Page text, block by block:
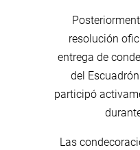
resolución
entrega de
del
participó
Las